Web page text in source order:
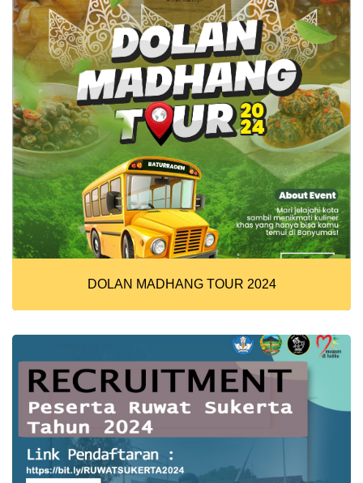
DOLAN MADHANG TOUR 2024